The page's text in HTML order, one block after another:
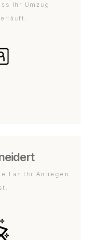
Ihr Umzug
an Ihr Anliegen